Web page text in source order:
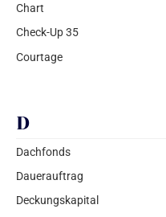
Chart
Check-Up 35
Courtage
D
Dachfonds
Dauerauftrag
Deckungskapital